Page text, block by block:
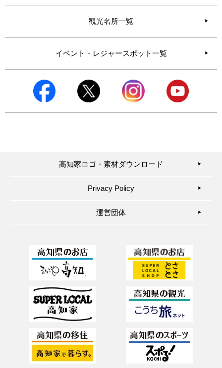
観光名所一覧
イベント・レジャースポット一覧
高知家ロゴ・素材ダウンロード ▶︎
Privacy Policy ▶︎
運営団体 ▶︎